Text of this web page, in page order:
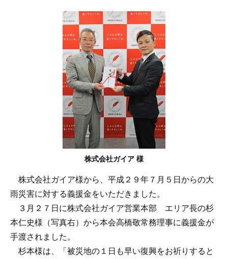
株式会社ガイア 様
株式会社ガイア様から、平成２９年７月５日からの大
雨災害に対する義援金をいただきました。
３月２７日に株式会社ガイア営業本部 エリア長の杉
本仁史様（写真右）から本会高橋敬常務理事に義援金が
手渡されました。
杉本様は、「被災地の１日も早い復興をお祈りすると